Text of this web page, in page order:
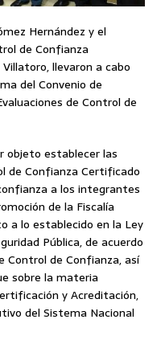
Hernández y el
de Confianza
llevaron a cabo
del Convenio de
de Control de
objeto establecer las
de Confianza Certificado
a los integrantes
de la Fiscalía
a lo establecido en la Ley
Pública, de acuerdo
Control de Confianza, así
sobre la materia
y Acreditación,
del Sistema Nacional